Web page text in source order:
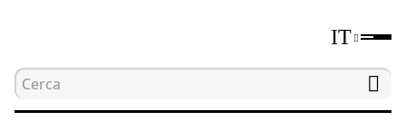
IT
Home